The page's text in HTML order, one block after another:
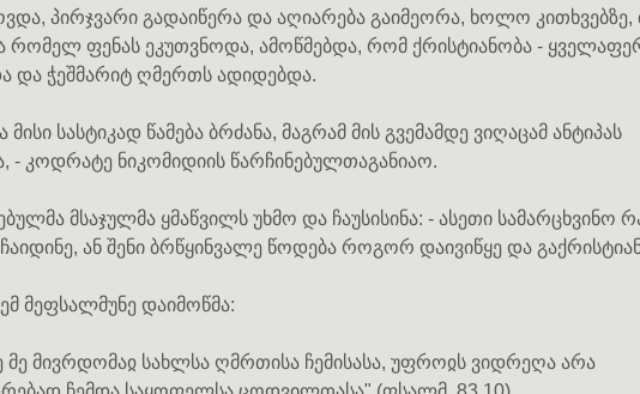
პირჯვარი გადაიწერა და აღიარება გაიმეორა, ხოლო
რომელ ფენას ეკუთვნოდა, ამოწმებდა, რომ ქრისტიანობა -
და ჭეშმარიტ ღმერთს ადიდებდა.
მისი სასტიკად წამება ბრძანა, მაგრამ მის გვემამდე ვიღაცამ ანტიპას
- კოდრატე ნიკომიდიის წარჩინებულთაგანიაო.
მსაჯულმა ყმაწვილს უხმო და ჩაუსისინა: - ასეთი სამარცხვინო
ან შენი ბრწყინვალე წოდება როგორ დაივიწყე და
მეფსალმუნე დაიმოწმა:
მე მივრდომაჲ სახლსა ღმრთისა ჩემისასა, უფროჲს ვიდრეღა არა